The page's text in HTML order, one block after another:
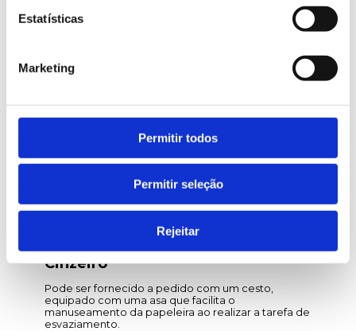
Estatísticas
Marketing
Permitir todos
Permitir seleção
Rejeitar
Acessórios
Cinzeiro
Pode ser fornecido a pedido com um cesto,
equipado com uma asa que facilita o
manuseamento da papeleira ao realizar a tarefa de
esvaziamento.